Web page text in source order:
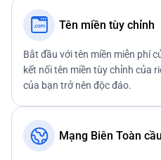
Tên miền tùy chỉnh
Bắt đầu với tên miền miễn phí
kết nối tên miền tùy chỉnh của
của bạn trở nên độc đáo.
Mạng Biên Toàn cầu